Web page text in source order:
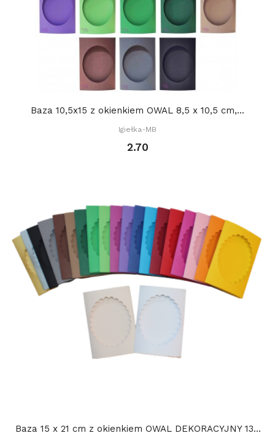
Baza 10,5x15 z okienkiem OWAL 8,5 x 10,5 cm,...
Igiełka-MB
2.70
Baza 15 x 21 cm z okienkiem OWAL DEKORACYJNY 13...